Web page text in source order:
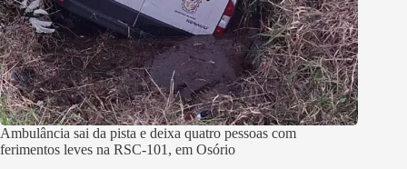
Ambulância sai da pista e deixa quatro pessoas com
ferimentos leves na RSC-101, em Osório